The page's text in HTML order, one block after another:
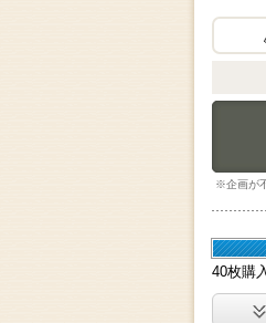
販売終了
※企画が
40枚購